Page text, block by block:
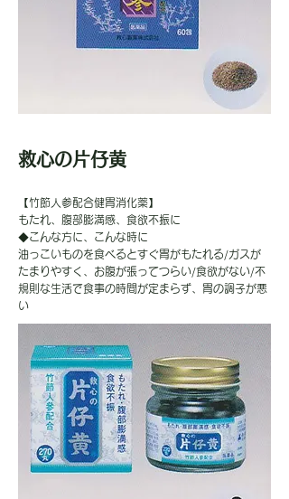
救心の片仔黄
【竹節人参配合健胃消化薬】
もたれ、腹部膨満感、食欲不振に
◆こんな方に、こんな時に
油っこいものを食べるとすぐ胃がもたれる/ガスが
たまりやすく、お腹が張ってつらい/食欲がない/不
規則な生活で食事の時間が定まらず、胃の調子が悪
い